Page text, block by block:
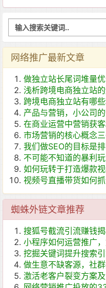
网络推广最新文章
做独立站长尾词堆量
浅析跨境电商独立站
跨境电商独立站有哪
产品与营销，小公司
在商业运营中营销获
市场营销的核心概念
我们做SEO的目标是
不可能不知道的暴利
如何玩转于打造爆款
视频号直播带货如何
蜘蛛外链文章推荐
搜狐号截流引流赚钱
小程序如何运营推广
挖掘关键词提升搜索
做生意不缺客源，社
激活老客户裂变方案